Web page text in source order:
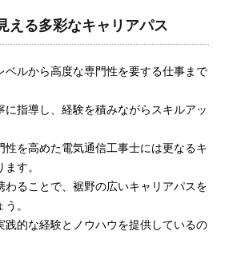
える多彩なキャリアパス
ベルから高度な専門性を要する仕事まで
指導し、経験を積みながらスキルアッ
性を高めた電気通信工事士には更なるキ
す。
わることで、裾野の広いキャリアパスを
。
践的な経験とノウハウを提供しているの